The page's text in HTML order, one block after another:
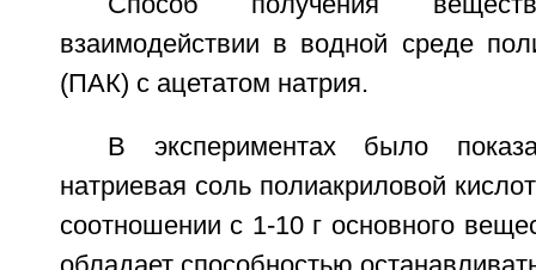
взаимодействии в водной среде
(ПАК) с ацетатом натрия.
В экспериментах было
натриевая соль полиакриловой
соотношении с 1-10 г основного